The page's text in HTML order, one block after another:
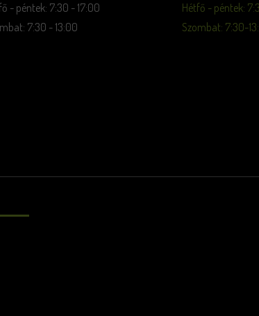
- péntek: 7:30 - 17:00
7:30 - 13:00
Hétfő - péntek:
Szombat: 7:30-